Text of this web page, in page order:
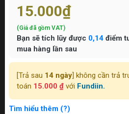
15.000₫
(Giá đã gồm VAT)
Bạn sẽ tích lũy được 0,14 điểm
mua hàng lần sau
[Trả sau 14 ngày ] không cần trả
toán 15.000 ₫ với Fundiin.
Tìm hiểu thêm (?)